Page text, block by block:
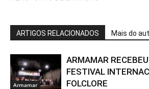
ARTIGOS RELACIONADOS Mais do
Armamar
ARMAMAR
FESTIVAL
FOLCLORE